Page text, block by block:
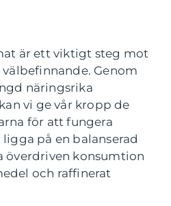
är ett viktigt steg mot
Genom
näringsrika
vi ge vår kropp de
för att fungera
på en balanserad
överdriven konsumtion
och raffinerat